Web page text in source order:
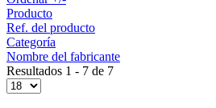
Producto
Ref. del producto
Categoría
Nombre del fabricante
Resultados 1 - 7 de 7